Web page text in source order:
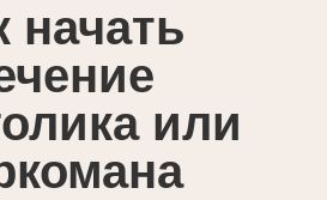
начать
или